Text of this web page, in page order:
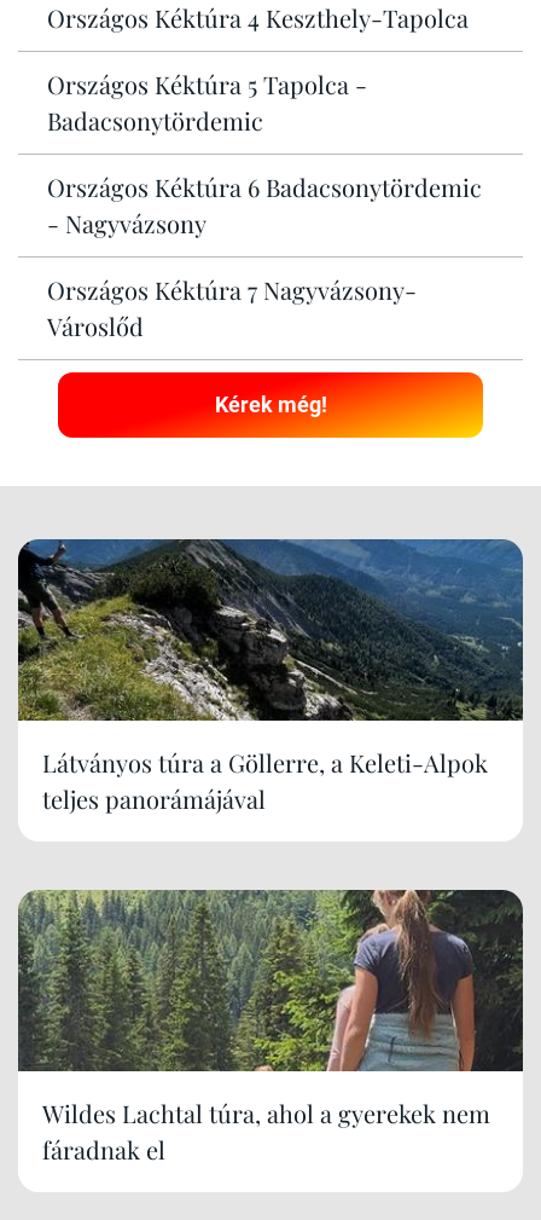
Országos Kéktúra 4 Keszthely-Tapolca
Országos Kéktúra 5 Tapolca -
Badacsonytördemic
Országos Kéktúra 6 Badacsonytördemic
- Nagyvázsony
Országos Kéktúra 7 Nagyvázsony-
Városlőd
Kérek még!
Látványos túra a Göllerre, a Keleti-Alpok
teljes panorámájával
Wildes Lachtal túra, ahol a gyerekek nem
fáradnak el